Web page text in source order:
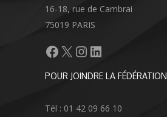
16-18, rue de Cambrai
75019 PARIS
Facebook
X Instagram
LinkedIn
POUR JOINDRE LA FÉDÉRATION
Tél : 01 42 09 66 10